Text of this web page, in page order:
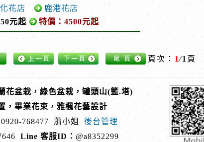
花店
鹿港花店
元起
特價：4500元起
頁次： 1∕1 頁
花盆栽，綠色盆栽，罐頭山(籃.塔)
，畢業花束，雅楓花藝設計
0920-768477 蕭小姐
後台管理
Line 客服ID： @a8352299